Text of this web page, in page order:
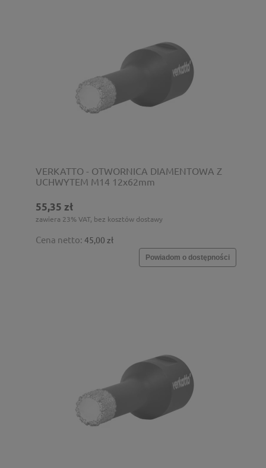
VERKATTO - OTWORNICA DIAMENTOWA Z
UCHWYTEM M14 12x62mm
55,35 zł
zawiera 23% VAT, bez kosztów dostawy
Cena netto: 45,00 zł
Powiadom o dostępności